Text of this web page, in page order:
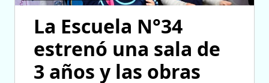
La Escuela N°34
estrenó una sala de
3 años y las obras